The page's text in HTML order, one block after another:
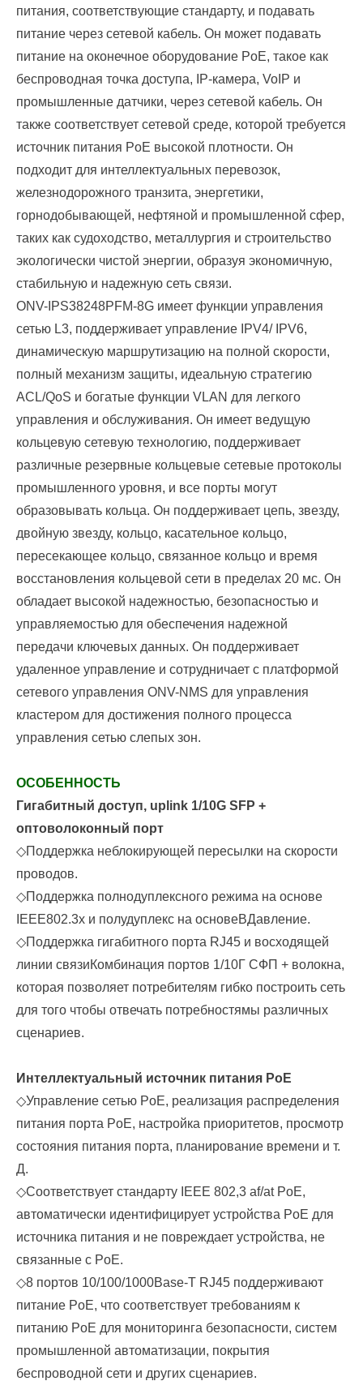
питания, соответствующие стандарту, и подавать
питание через сетевой кабель. Он может подавать
питание на оконечное оборудование PoE, такое как
беспроводная точка доступа, IP-камера, VoIP и
промышленные датчики, через сетевой кабель. Он
также соответствует сетевой среде, которой требуется
источник питания PoE высокой плотности. Он
подходит для интеллектуальных перевозок,
железнодорожного транзита, энергетики,
горнодобывающей, нефтяной и промышленной сфер,
таких как судоходство, металлургия и строительство
экологически чистой энергии, образуя экономичную,
стабильную и надежную сеть связи.
ONV-IPS38248PFM-8G имеет функции управления
сетью L3, поддерживает управление IPV4/ IPV6,
динамическую маршрутизацию на полной скорости,
полный механизм защиты, идеальную стратегию
ACL/QoS и богатые функции VLAN для легкого
управления и обслуживания. Он имеет ведущую
кольцевую сетевую технологию, поддерживает
различные резервные кольцевые сетевые протоколы
промышленного уровня, и все порты могут
образовывать кольца. Он поддерживает цепь, звезду,
двойную звезду, кольцо, касательное кольцо,
пересекающее кольцо, связанное кольцо и время
восстановления кольцевой сети в пределах 20 мс. Он
обладает высокой надежностью, безопасностью и
управляемостью для обеспечения надежной
передачи ключевых данных. Он поддерживает
удаленное управление и сотрудничает с платформой
сетевого управления ONV-NMS для управления
кластером для достижения полного процесса
управления сетью слепых зон.
ОСОБЕННОСТЬ
Гигабитный доступ, uplink 1/10G SFP +
оптоволоконный порт
◇Поддержка неблокирующей пересылки на скорости
проводов.
◇Поддержка полнодуплексного режима на основе
IEEE802.3x и полудуплекс на основеВДавление.
◇Поддержка гигабитного порта RJ45 и восходящей
линии связиКомбинация портов 1/10Г СФП + волокна,
которая позволяет потребителям гибко построить сеть
для того чтобы отвечать потребностямы различных
сценариев.
Интеллектуальный источник питания PoE
◇Управление сетью PoE, реализация распределения
питания порта PoE, настройка приоритетов, просмотр
состояния питания порта, планирование времени и т.
Д.
◇Соответствует стандарту IEEE 802,3 af/at PoE,
автоматически идентифицирует устройства PoE для
источника питания и не повреждает устройства, не
связанные с PoE.
◇8 портов 10/100/1000Base-T RJ45 поддерживают
питание PoE, что соответствует требованиям к
питанию PoE для мониторинга безопасности, систем
промышленной автоматизации, покрытия
беспроводной сети и других сценариев.